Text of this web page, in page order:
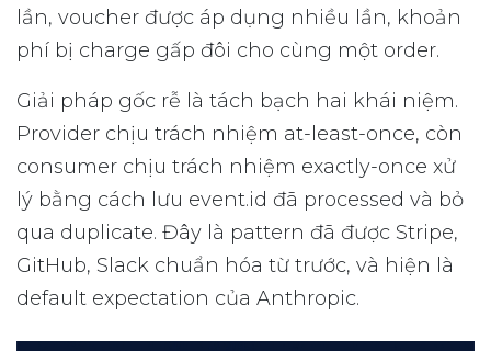
lần, voucher được áp dụng nhiều lần, khoản
phí bị charge gấp đôi cho cùng một order.
Giải pháp gốc rễ là tách bạch hai khái niệm.
Provider chịu trách nhiệm at-least-once, còn
consumer chịu trách nhiệm exactly-once xử
lý bằng cách lưu event.id đã processed và bỏ
qua duplicate. Đây là pattern đã được Stripe,
GitHub, Slack chuẩn hóa từ trước, và hiện là
default expectation của Anthropic.